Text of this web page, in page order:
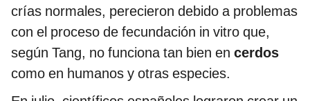
crías normales, perecieron debido a problemas
con el proceso de fecundación in vitro que,
según Tang, no funciona tan bien en cerdos
como en humanos y otras especies.